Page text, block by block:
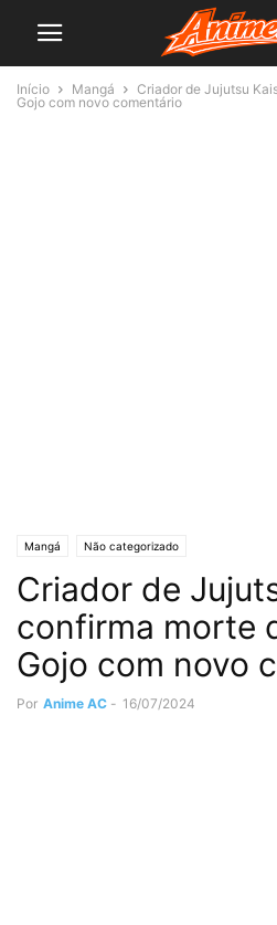
Início Mangá
Criador de Jujutsu
Gojo com novo comentário
Mangá Não categorizado
Criador de
confirma morte
Gojo com novo
Por Anime AC - 16/07/2024